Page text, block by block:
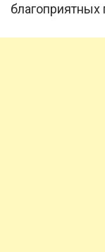
благоприятных